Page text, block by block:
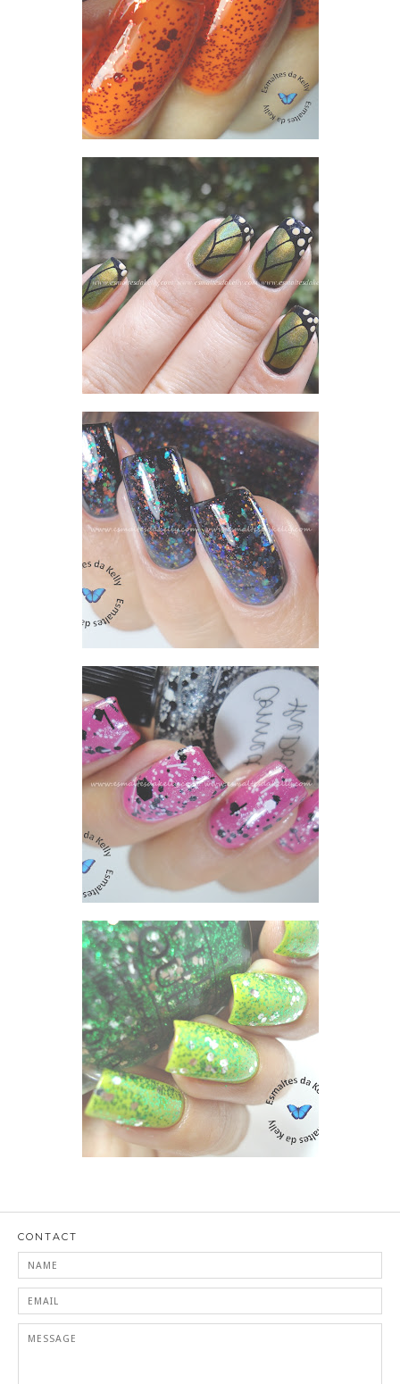
CHRIS "COM QUEM VOU SAIR" LORENA + ANIMATE L.A.GIRL GLITTER ADDICT ANIMATE
ACID LEMON E ANIMAL PRINT BUTERFLY
MISTURINHA DE FLOCADOS
LOLLY - ZOYA MOD MATTE + CONNECT THE DOTS - LYNNDERELLA E RESULTADO DO SORTEIO DAS COMENTARISTAS DOS POSTS PROGRAMADOS
ZOYA MITZI + OPI MUPPETS FRESH FROG OF BEL AIR
CONTACT